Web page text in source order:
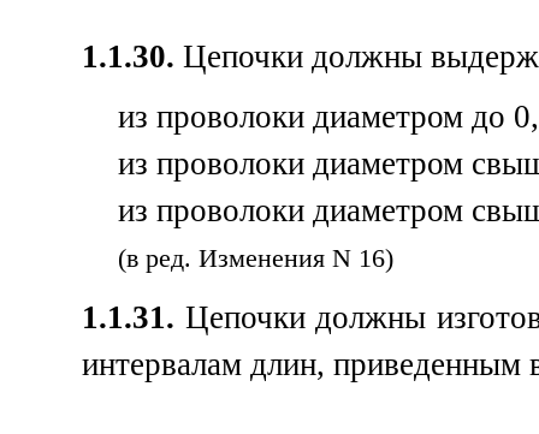
1.1.30. Цепочки должны
из проволоки диаметром до
из проволоки диаметром
из проволоки диаметром
(в ред. Изменения N 16)
1.1.31. Цепочки должны
интервалам длин, приведенным